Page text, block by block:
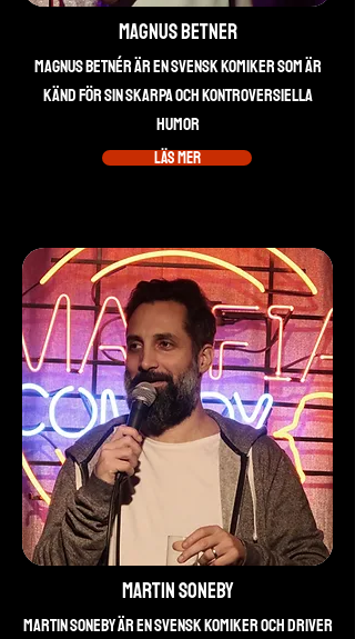
Magnus Betner
Magnus Betnér är en svensk komiker som är
känd för sin skarpa och kontroversiella
humor
Läs mer
Martin Soneby
Martin Soneby är en svensk komiker och driver